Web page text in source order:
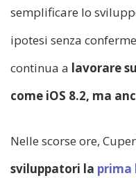
semplificare lo
ipotesi senza
continua a lavorare
come iOS 8.2, ma
Nelle scorse ore,
sviluppatori la prima